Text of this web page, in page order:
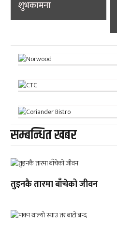
शुभकामना
सम्बन्धित खबर
तुइनकै तारमा बाँचेको जीवन